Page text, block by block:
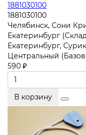
1881030100
1881030100
Челябинск, Сони
Екатеринбург
Екатеринбург,
Центральный
590 ₽
В корзину